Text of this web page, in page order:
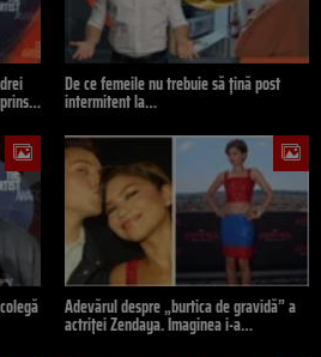
De ce femeile nu trebuie să țină post
intermitent la…
Adevărul despre „burtica de gravidă” a
actriței Zendaya. Imaginea i-a…